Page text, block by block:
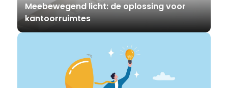
Meebewegend licht: de oplossing voor
kantoorruimtes